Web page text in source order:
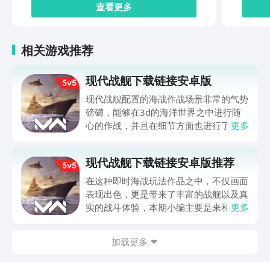
查看更多
相关游戏推荐
现代战舰下载链接安卓版
现代战舰配置的海战作战场景非常的气势
磅礴，能够在3d的海洋世界之中进行随
心的作战，并且在细节方面也进行了逼真
行具体的获取呢？其实方法非常容易，看
完小编接下来分享的内容就能够充分详细
的知晓了。
更多
现代战舰下载链接安卓版推荐
在这种即时海战玩法作品之中，不仅画面
表现出色，更是带来了丰富的战舰以及真
实的战斗体验，本期小编主要是来和大家
选择九游平台进行预约还是很合适的，如
更多
加载更多